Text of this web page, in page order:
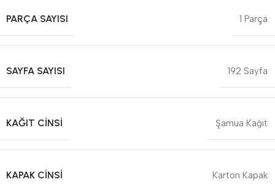
PARÇA SAYISI 1 Parça
SAYFA SAYISI 192 Sayfa
KAĞIT CINSI Şamua Kağıt
KAPAK CINSI Karton Kapak